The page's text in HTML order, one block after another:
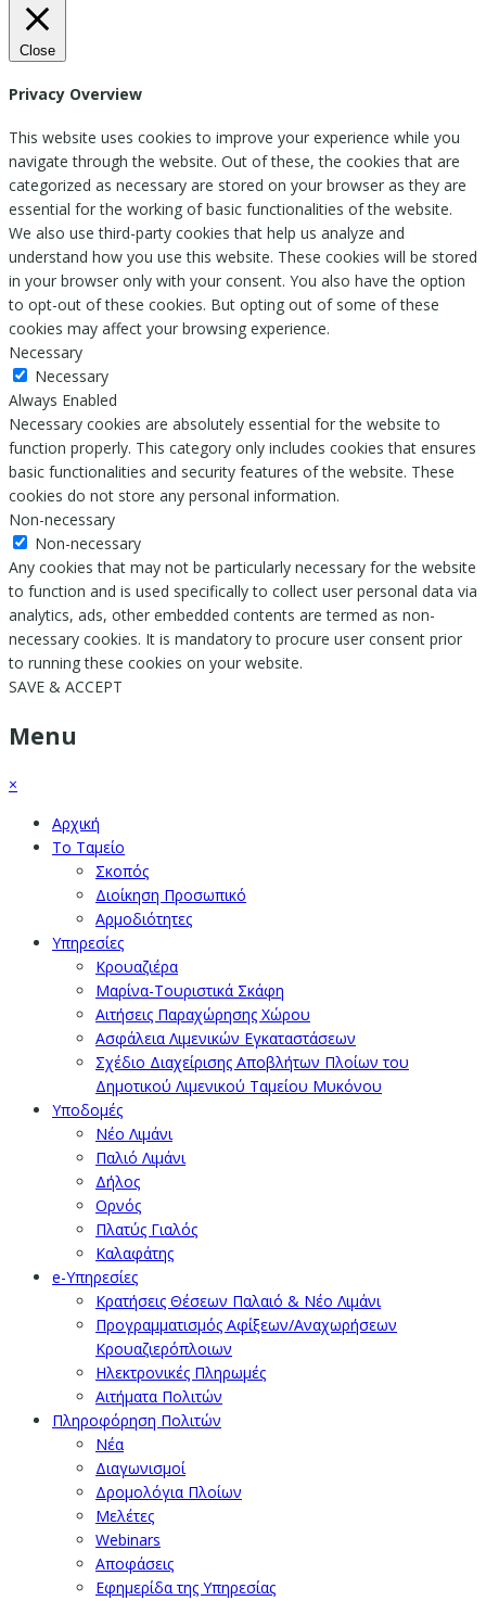
Close
Privacy Overview
This website uses cookies to improve your experience while you
navigate through the website. Out of these, the cookies that are
categorized as necessary are stored on your browser as they are
essential for the working of basic functionalities of the website.
We also use third-party cookies that help us analyze and
understand how you use this website. These cookies will be stored
in your browser only with your consent. You also have the option
to opt-out of these cookies. But opting out of some of these
cookies may affect your browsing experience.
Necessary
Necessary
Always Enabled
Necessary cookies are absolutely essential for the website to
function properly. This category only includes cookies that ensures
basic functionalities and security features of the website. These
cookies do not store any personal information.
Non-necessary
Non-necessary
Any cookies that may not be particularly necessary for the website
to function and is used specifically to collect user personal data via
analytics, ads, other embedded contents are termed as non-
necessary cookies. It is mandatory to procure user consent prior
to running these cookies on your website.
SAVE & ACCEPT
Menu
×
Αρχική
Το Ταμείο
Σκοπός
Διοίκηση Προσωπικό
Αρμοδιότητες
Υπηρεσίες
Κρουαζιέρα
Μαρίνα-Τουριστικά Σκάφη
Αιτήσεις Παραχώρησης Χώρου
Ασφάλεια Λιμενικών Εγκαταστάσεων
Σχέδιο Διαχείρισης Αποβλήτων Πλοίων του
Δημοτικού Λιμενικού Ταμείου Μυκόνου
Υποδομές
Νέο Λιμάνι
Παλιό Λιμάνι
Δήλος
Ορνός
Πλατύς Γιαλός
Καλαφάτης
e-Υπηρεσίες
Κρατήσεις Θέσεων Παλαιό & Νέο Λιμάνι
Προγραμματισμός Αφίξεων/Αναχωρήσεων
Κρουαζιερόπλοιων
Ηλεκτρονικές Πληρωμές
Αιτήματα Πολιτών
Πληροφόρηση Πολιτών
Νέα
Διαγωνισμοί
Δρομολόγια Πλοίων
Μελέτες
Webinars
Αποφάσεις
Εφημερίδα της Υπηρεσίας